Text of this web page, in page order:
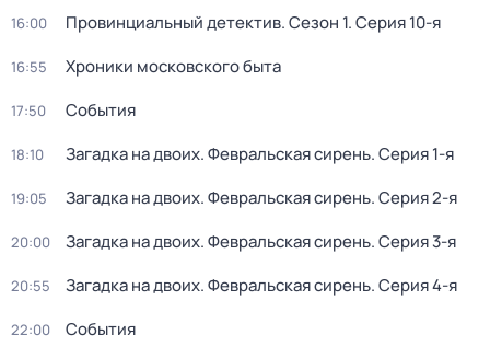
16:00 Провинциальный детектив. Сезон 1. Серия 10-я
16:55 Хроники московского быта
17:50 События
18:10 Загадка на двоих. Февральская сирень. Серия 1-я
19:05 Загадка на двоих. Февральская сирень. Серия 2-я
20:00 Загадка на двоих. Февральская сирень. Серия 3-я
20:55 Загадка на двоих. Февральская сирень. Серия 4-я
22:00 События